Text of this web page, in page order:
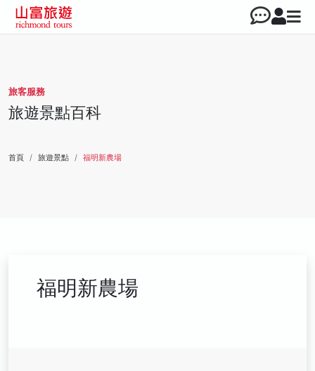
旅客服務
旅遊景點百科
首頁 旅遊景點 福明新農場
福明新農場